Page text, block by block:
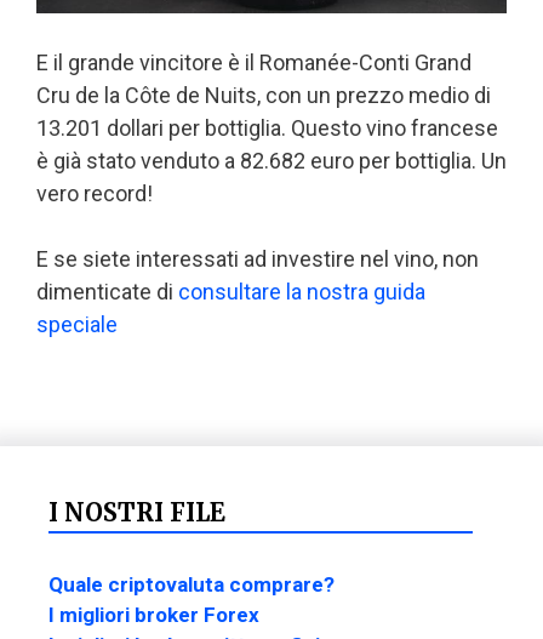
E il grande vincitore è il Romanée-Conti Grand
Cru de la Côte de Nuits, con un prezzo medio di
13.201 dollari per bottiglia. Questo vino francese
è già stato venduto a 82.682 euro per bottiglia. Un
vero record!
E se siete interessati ad investire nel vino, non
dimenticate di consultare la nostra guida
speciale
I NOSTRI FILE
Quale criptovaluta comprare?
I migliori broker Forex